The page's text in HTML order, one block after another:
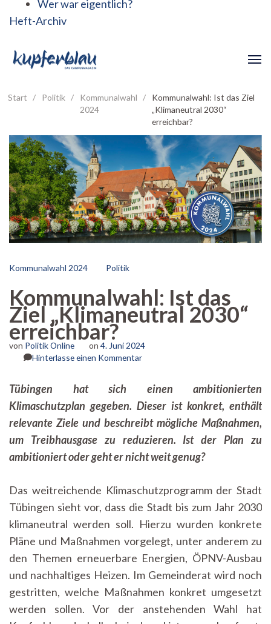
Wer war eigentlich?
Heft-Archiv
Start / Politik /
Kommunalwahl
2024
/
Kommunalwahl: Ist das Ziel
„Klimaneutral 2030“
erreichbar?
Kommunalwahl 2024 Politik
Kommunalwahl: Ist das
Ziel „Klimaneutral 2030“
erreichbar?
von Politik Online on 4. Juni 2024
Hinterlasse einen Kommentarzu
das
Ziel
„Klimaneutral
2030“
erreichbar?
Tübingen hat sich einen ambitionierten
Klimaschutzplan gegeben. Dieser ist konkret, enthält
relevante Ziele und beschreibt mögliche Maßnahmen,
um Treibhausgase zu reduzieren. Ist der Plan zu
ambitioniert oder geht er nicht weit genug?
Das weitreichende Klimaschutzprogramm der Stadt
Tübingen sieht vor, dass die Stadt bis zum Jahr 2030
klimaneutral werden soll. Hierzu wurden konkrete
Pläne und Maßnahmen vorgelegt, unter anderem zu
den Themen erneuerbare Energien, ÖPNV-Ausbau
und nachhaltiges Heizen. Im Gemeinderat wird noch
gestritten, welche Maßnahmen konkret umgesetzt
werden sollen. Vor der anstehenden Wahl hat